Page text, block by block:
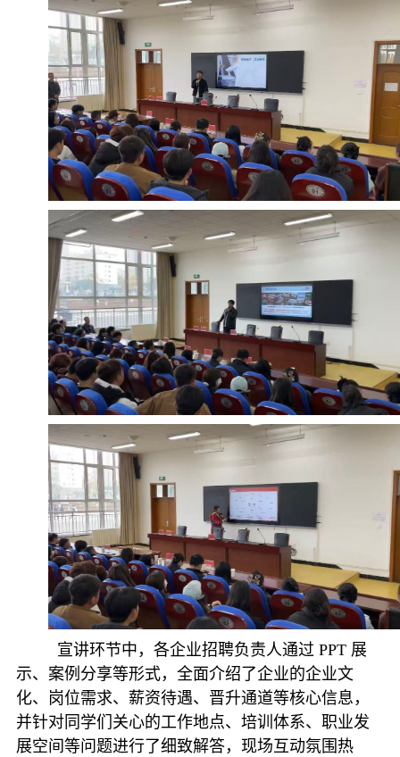
宣讲环节中，各企业招聘负责人通过 PPT 展
示、案例分享等形式，全面介绍了企业的企业文
化、岗位需求、薪资待遇、晋升通道等核心信息，
并针对同学们关心的工作地点、培训体系、职业发
展空间等问题进行了细致解答，现场互动氛围热